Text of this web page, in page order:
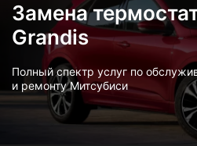
Замена
Grandis
Полный спектр услуг по
и ремонту Митсубиси